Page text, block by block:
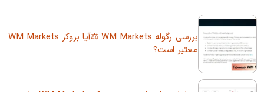
بررسی رگوله WM Markets ⚖️آیا بروکر WM Markets
معتبر است؟